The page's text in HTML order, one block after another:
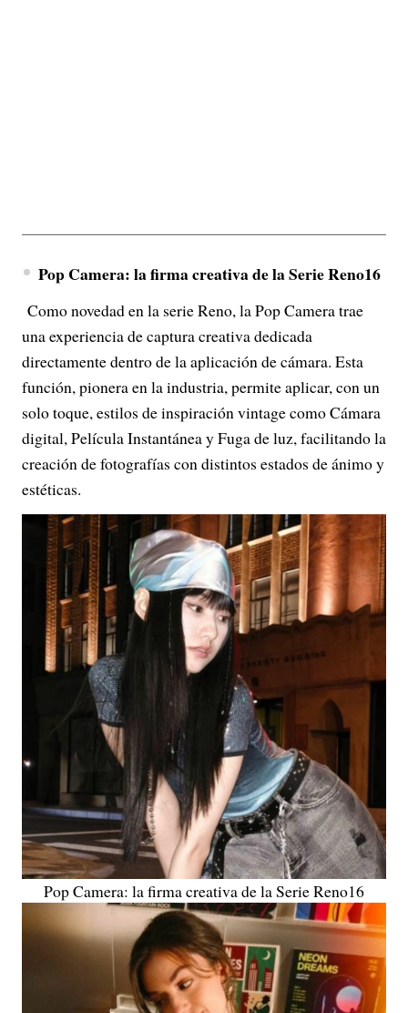
Pop Camera: la firma creativa de la Serie Reno16
Como novedad en la serie Reno, la Pop Camera trae
una experiencia de captura creativa dedicada
directamente dentro de la aplicación de cámara. Esta
función, pionera en la industria, permite aplicar, con un
solo toque, estilos de inspiración vintage como Cámara
digital, Película Instantánea y Fuga de luz, facilitando la
creación de fotografías con distintos estados de ánimo y
estéticas.
Pop Camera: la firma creativa de la Serie Reno16